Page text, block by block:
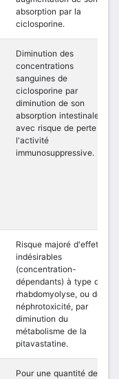
absorption par la
ciclosporine.
Diminution des
concentrations
sanguines de
ciclosporine par
diminution de son
absorption intestinale,
avec risque de perte de
l'activité
immunosuppressive.
Risque majoré d'effets
indésirables
(concentration-
dépendants) à type de
rhabdomyolyse, ou de
néphrotoxicité, par
diminution du
métabolisme de la
pitavastatine.
Pour une quantité de